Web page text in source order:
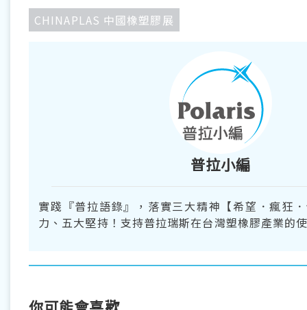
CHINAPLAS 中國橡塑膠展
普拉小編
實踐『普拉語錄』，落實三大精神【希望．瘋狂
力、五大堅持！支持普拉瑞斯在台灣塑橡膠產業的